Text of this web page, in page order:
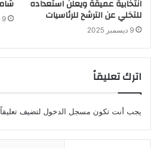
انتخابية عميقة ويعلن استعداده
للتخلي عن الترشح للرئاسيات
9 ديسمبر 2025
9 ديسمبر 2025
اترك تعليقاً
يجب أنت تكون مسجل الدخول لتضيف